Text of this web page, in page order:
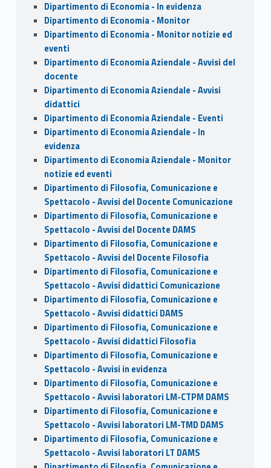
Dipartimento di Economia - In evidenza
Dipartimento di Economia - Monitor
Dipartimento di Economia - Monitor notizie ed
eventi
Dipartimento di Economia Aziendale - Avvisi del
docente
Dipartimento di Economia Aziendale - Avvisi
didattici
Dipartimento di Economia Aziendale - Eventi
Dipartimento di Economia Aziendale - In
evidenza
Dipartimento di Economia Aziendale - Monitor
notizie ed eventi
Dipartimento di Filosofia, Comunicazione e
Spettacolo - Avvisi del Docente Comunicazione
Dipartimento di Filosofia, Comunicazione e
Spettacolo - Avvisi del Docente DAMS
Dipartimento di Filosofia, Comunicazione e
Spettacolo - Avvisi del Docente Filosofia
Dipartimento di Filosofia, Comunicazione e
Spettacolo - Avvisi didattici Comunicazione
Dipartimento di Filosofia, Comunicazione e
Spettacolo - Avvisi didattici DAMS
Dipartimento di Filosofia, Comunicazione e
Spettacolo - Avvisi didattici Filosofia
Dipartimento di Filosofia, Comunicazione e
Spettacolo - Avvisi in evidenza
Dipartimento di Filosofia, Comunicazione e
Spettacolo - Avvisi laboratori LM-CTPM DAMS
Dipartimento di Filosofia, Comunicazione e
Spettacolo - Avvisi laboratori LM-TMD DAMS
Dipartimento di Filosofia, Comunicazione e
Spettacolo - Avvisi laboratori LT DAMS